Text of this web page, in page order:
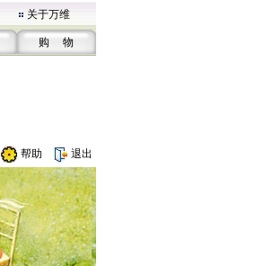
关于万维
购 物
帮助 退出